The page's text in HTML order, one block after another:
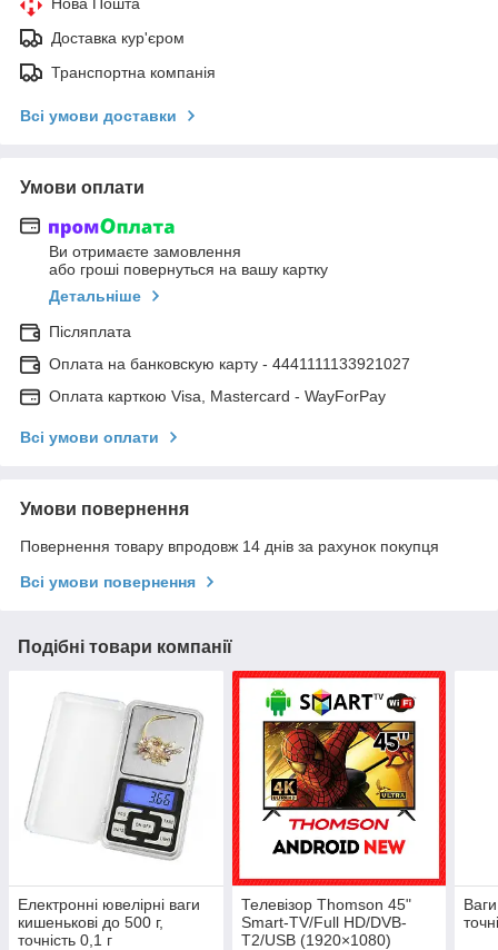
Доставка кур'єром
Транспортна компанія
Всі умови доставки
Умови оплати
Ви отримаєте замовлення
або гроші повернуться на вашу картку
Детальніше
Післяплата
Оплата на банковскую карту - 4441111133921027
Оплата карткою Visa, Mastercard - WayForPay
Всі умови оплати
Умови повернення
Повернення товару впродовж 14 днів за рахунок покупця
Всі умови повернення
Подібні товари компанії
Електронні ювелірні ваги
кишенькові до 500 г,
точність 0,1 г
Телевізор Thomson 45"
Smart-TV/Full HD/DVB-
T2/USB (1920×1080)